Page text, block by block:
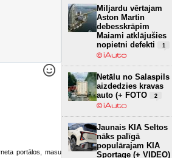
portālos, masu
Miljardu vērtajam
Aston Martin
debesskrāpim
Maiami atklājušies
nopietni defekti
1
Netālu no Salaspils
aizdedzies kravas
auto (+ FOTO
2
Jaunais KIA Seltos
nāks palīgā
populārajam KIA
Sportage (+ VIDEO)